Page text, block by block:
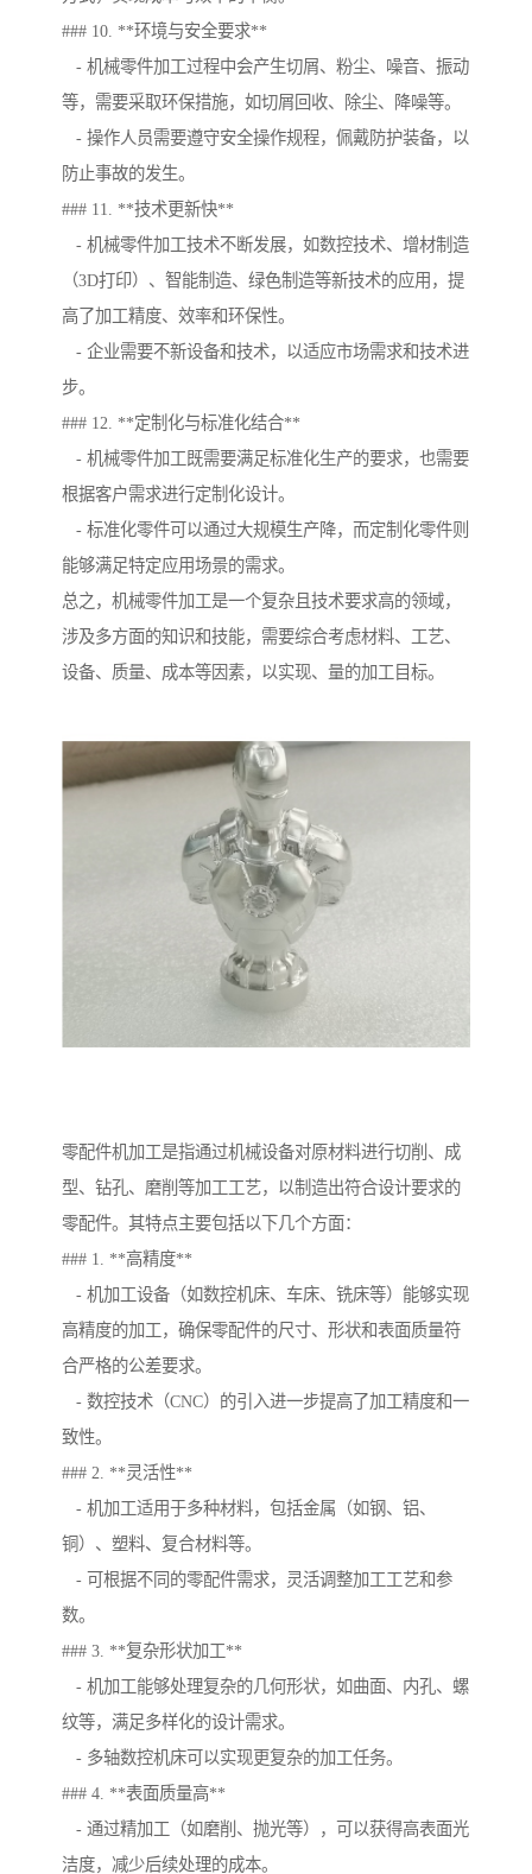
### 10. **环境与安全要求**
- 机械零件加工过程中会产生切屑、粉尘、噪音、振动
等，需要采取环保措施，如切屑回收、除尘、降噪等。
- 操作人员需要遵守安全操作规程，佩戴防护装备，以
防止事故的发生。
### 11. **技术更新快**
- 机械零件加工技术不断发展，如数控技术、增材制造
（3D打印）、智能制造、绿色制造等新技术的应用，提
高了加工精度、效率和环保性。
- 企业需要不新设备和技术，以适应市场需求和技术进
步。
### 12. **定制化与标准化结合**
- 机械零件加工既需要满足标准化生产的要求，也需要
根据客户需求进行定制化设计。
- 标准化零件可以通过大规模生产降，而定制化零件则
能够满足特定应用场景的需求。
总之，机械零件加工是一个复杂且技术要求高的领域，
涉及多方面的知识和技能，需要综合考虑材料、工艺、
设备、质量、成本等因素，以实现、量的加工目标。
零配件机加工是指通过机械设备对原材料进行切削、成
型、钻孔、磨削等加工工艺，以制造出符合设计要求的
零配件。其特点主要包括以下几个方面：
### 1. **高精度**
- 机加工设备（如数控机床、车床、铣床等）能够实现
高精度的加工，确保零配件的尺寸、形状和表面质量符
合严格的公差要求。
- 数控技术（CNC）的引入进一步提高了加工精度和一
致性。
### 2. **灵活性**
- 机加工适用于多种材料，包括金属（如钢、铝、
铜）、塑料、复合材料等。
- 可根据不同的零配件需求，灵活调整加工工艺和参
数。
### 3. **复杂形状加工**
- 机加工能够处理复杂的几何形状，如曲面、内孔、螺
纹等，满足多样化的设计需求。
- 多轴数控机床可以实现更复杂的加工任务。
### 4. **表面质量高**
- 通过精加工（如磨削、抛光等），可以获得高表面光
洁度，减少后续处理的成本。